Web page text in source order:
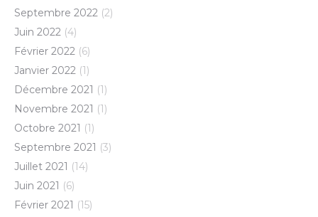
Septembre 2022 (2)
Juin 2022 (4)
Février 2022 (6)
Janvier 2022 (1)
Décembre 2021 (1)
Novembre 2021 (1)
Octobre 2021 (1)
Septembre 2021 (3)
Juillet 2021 (14)
Juin 2021 (6)
Février 2021 (15)